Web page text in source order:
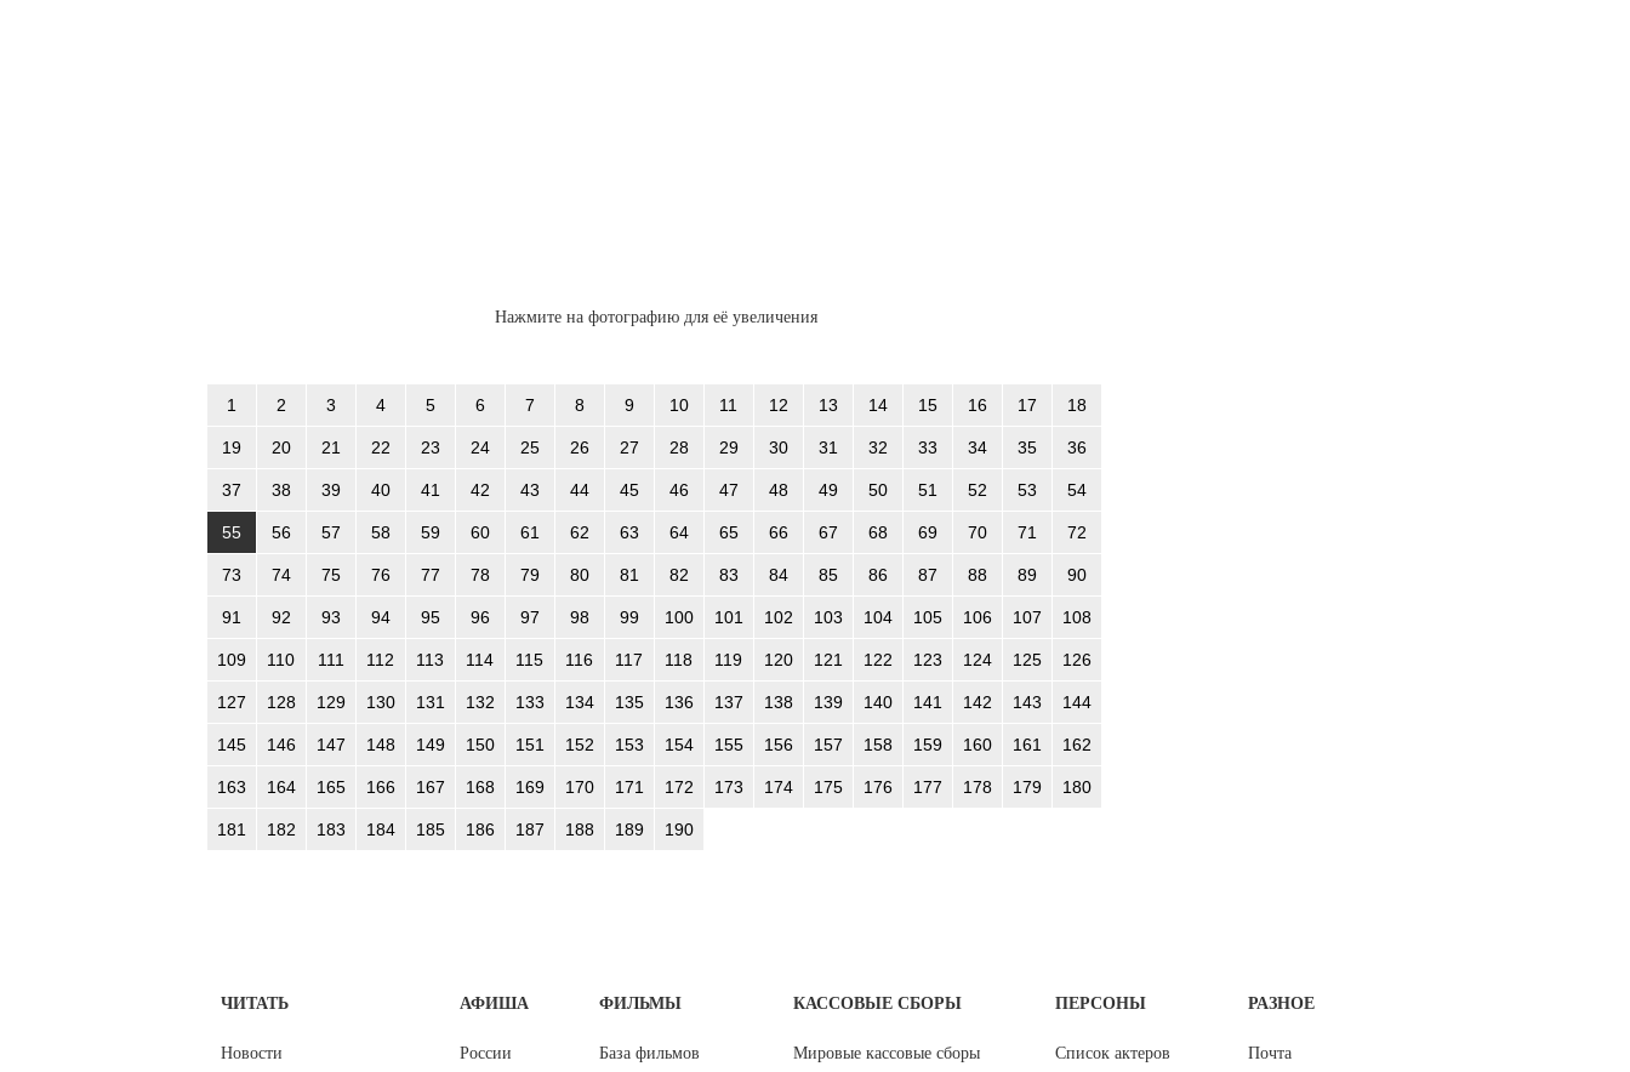
Нажмите на фотографию для её увеличения
1 2 3 4 5 6 7 8 9 10 11 12 13 14 15 16 17 18
19 20 21 22 23 24 25 26 27 28 29 30 31 32 33 34 35 36
37 38 39 40 41 42 43 44 45 46 47 48 49 50 51 52 53 54
55 56 57 58 59 60 61 62 63 64 65 66 67 68 69 70 71 72
73 74 75 76 77 78 79 80 81 82 83 84 85 86 87 88 89 90
91 92 93 94 95 96 97 98 99 100 101 102 103 104 105 106 107 108
109 110 111 112 113 114 115 116 117 118 119 120 121 122 123 124 125 126
127 128 129 130 131 132 133 134 135 136 137 138 139 140 141 142 143 144
145 146 147 148 149 150 151 152 153 154 155 156 157 158 159 160 161 162
163 164 165 166 167 168 169 170 171 172 173 174 175 176 177 178 179 180
181 182 183 184 185 186 187 188 189 190
ЧИТАТЬ
Новости
АФИША
России
ФИЛЬМЫ
База фильмов
КАССОВЫЕ СБОРЫ
Мировые кассовые сборы
ПЕРСОНЫ
Список актеров
РАЗНОЕ
Почта